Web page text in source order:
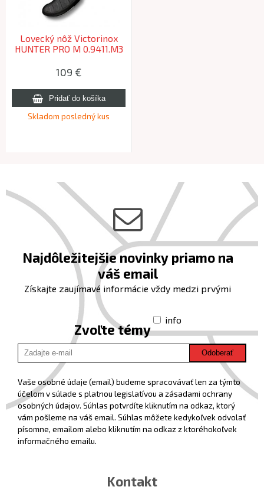
Lovecký nôž Victorinox
HUNTER PRO M 0.9411.M3
109 €
Skladom posledný kus
Najdôležitejšie novinky priamo na
váš email
Získajte zaujímavé informácie vždy medzi prvými
Zvoľte témy
info
Odoberať
Vaše osobné údaje (email) budeme spracovávať len za týmto
účelom v súlade s platnou legislatívou a zásadami ochrany
osobných údajov. Súhlas potvrdíte kliknutím na odkaz, ktorý
vám pošleme na váš email. Súhlas môžete kedykoľvek odvolať
písomne, emailom alebo kliknutím na odkaz z ktoréhokoľvek
informačného emailu.
Kontakt